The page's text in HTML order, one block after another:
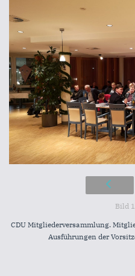
Bild
CDU Mitgliederversammlung.
Ausführungen der